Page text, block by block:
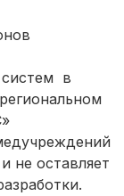
в
не оставляет